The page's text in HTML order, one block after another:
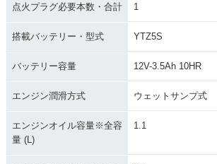
点火プラグ必要本数・合計 1
搭載バッテリー・型式 YTZ5S
バッテリー容量 12V-3.5Ah 10HR
エンジン潤滑方式 ウェットサンプ式
エンジンオイル容量※全容
量 (L)
1.1